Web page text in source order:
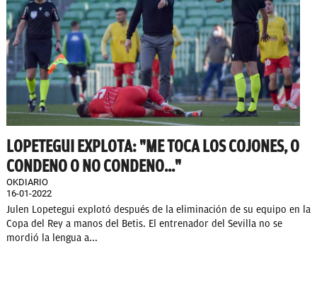
LOPETEGUI EXPLOTA: "ME TOCA LOS COJONES, O
CONDENO O NO CONDENO..."
OKDIARIO
16-01-2022
Julen Lopetegui explotó después de la eliminación de su equipo en la
Copa del Rey a manos del Betis. El entrenador del Sevilla no se
mordió la lengua a...